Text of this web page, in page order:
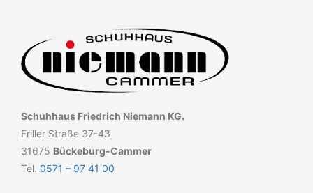
Schuhhaus Friedrich Niemann KG.
Friller Straße 37-43
31675 Bückeburg-Cammer
Tel. 0571 – 97 41 00